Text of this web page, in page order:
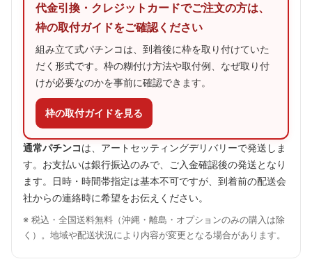
代金引換・クレジットカードでご注文の方は、
枠の取付ガイドをご確認ください
組み立て式パチンコは、到着後に枠を取り付けていた
だく形式です。枠の糊付け方法や取付例、なぜ取り付
けが必要なのかを事前に確認できます。
枠の取付ガイドを見る
通常パチンコは、アートセッティングデリバリーで発送しま
す。お支払いは銀行振込のみで、ご入金確認後の発送となり
ます。日時・時間帯指定は基本不可ですが、到着前の配送会
社からの連絡時に希望をお伝えください。
※ 税込・全国送料無料（沖縄・離島・オプションのみの購入は除
く）。地域や配送状況により内容が変更となる場合があります。